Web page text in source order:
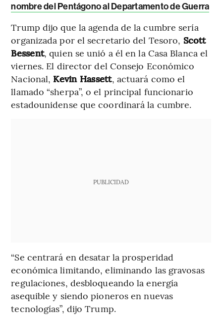
nombre del Pentágono al Departamento de Guerra
Trump dijo que la agenda de la cumbre sería
organizada por el secretario del Tesoro, Scott
Bessent, quien se unió a él en la Casa Blanca el
viernes. El director del Consejo Económico
Nacional, Kevin Hassett, actuará como el
llamado “sherpa”, o el principal funcionario
estadounidense que coordinará la cumbre.
PUBLICIDAD
“Se centrará en desatar la prosperidad
económica limitando, eliminando las gravosas
regulaciones, desbloqueando la energía
asequible y siendo pioneros en nuevas
tecnologías”, dijo Trump.